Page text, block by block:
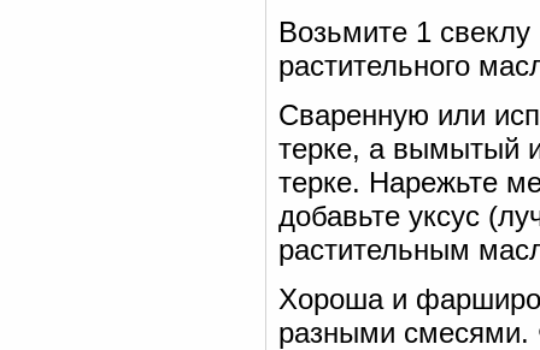
Возьмите 1 свеклу
растительного
Сваренную или
терке, а вымытый
терке. Нарежьте
добавьте уксус
растительным
Хороша и
разными смесями.